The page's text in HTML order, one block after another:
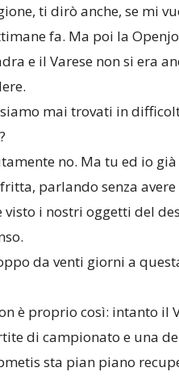
ti dirò anche, se mi
fa. Ma poi la
e il Varese non si era
mai trovati in
no. Ma tu ed io
parlando senza avere
visto i nostri oggetti del
da venti giorni a
è proprio così: intanto il
di campionato e una
sta pian piano